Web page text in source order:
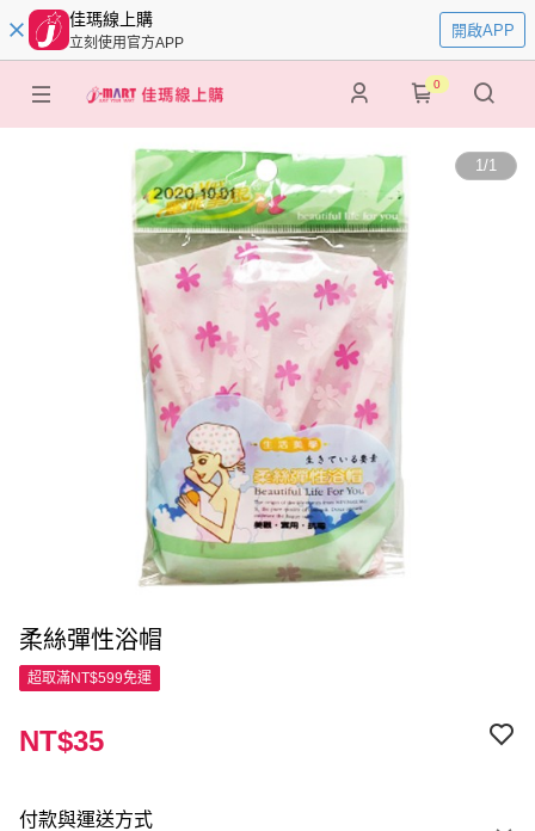
佳瑪線上購
立刻使用官方APP
開啟APP
0
1/1
柔絲彈性浴帽
超取滿NT$599免運
NT$35
付款與運送方式